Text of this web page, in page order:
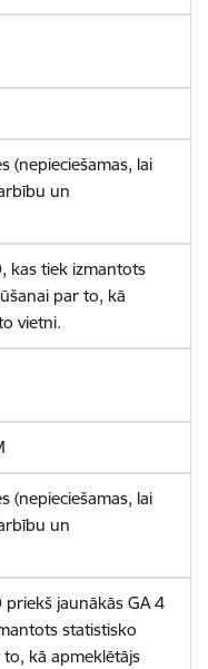
(nepieciešamas, lai
un
kas tiek izmantots
par to, kā
vietni.
(nepieciešamas, lai
un
jaunākās GA 4
statistisko
kā apmeklētājs